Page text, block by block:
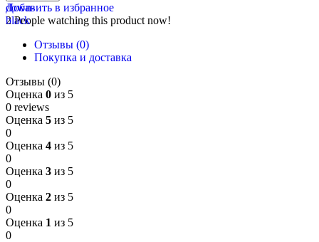
Добавить в избранное
2 People watching this product now!
Отзывы (0)
Покупка и доставка
Отзывы (0)
Оценка 0 из 5
0 reviews
Оценка 5 из 5
0
Оценка 4 из 5
0
Оценка 3 из 5
0
Оценка 2 из 5
0
Оценка 1 из 5
0